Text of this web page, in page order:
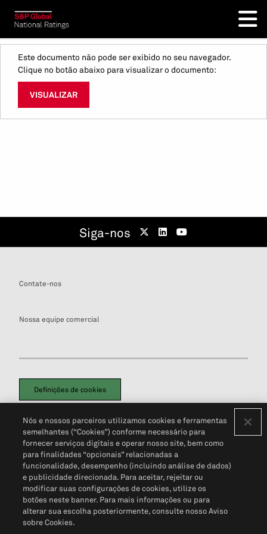
Este documento não pode ser exibido no seu navegador.
Clique no botão abaixo para visualizar o documento:
VISUALIZAR
Siga-nos
Contate-nos
Nossa equipe comercial
Definições de cookies
Política de PrivacidadePortal de privacidade do cliente (em inglês)
Não Venda Minhas Informações Pessoais© 2026 S&P Global
Nós e nossos parceiros utilizamos cookies e ferramentas
semelhantes (“Cookies”) conforme necessário para
fornecer serviços digitais e operar nosso site, bem como
para finalidades “opcionais” relacionadas a
funcionalidade, desempenho (incluindo análise de dados)
e publicidade direcionada. Para aceitar, rejeitar ou
modificar suas configurações de cookies, utilize os
botões neste banner. Para mais informações ou para
alterar sua escolha posteriormente, consulte nosso Aviso
sobre Cookies.